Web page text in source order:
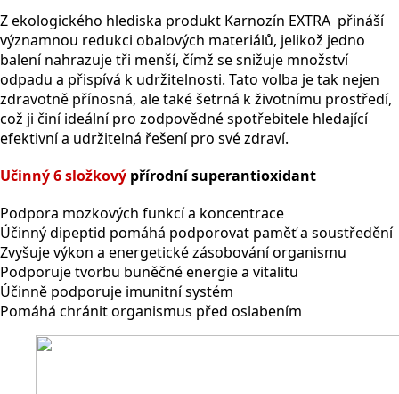
Z ekologického hlediska produkt Karnozín EXTRA přináší
významnou redukci obalových materiálů, jelikož jedno
balení nahrazuje tři menší, čímž se snižuje množství
odpadu a přispívá k udržitelnosti. Tato volba je tak nejen
zdravotně přínosná, ale také šetrná k životnímu prostředí,
což ji činí ideální pro zodpovědné spotřebitele hledající
efektivní a udržitelná řešení pro své zdraví.
Učinný 6 složkový přírodní superantioxidant
Podpora mozkových funkcí a koncentrace
Účinný dipeptid pomáhá podporovat paměť a soustředění
Zvyšuje výkon a energetické zásobování organismu
Podporuje tvorbu buněčné energie a vitalitu
Účinně podporuje imunitní systém
Pomáhá chránit organismus před oslabením